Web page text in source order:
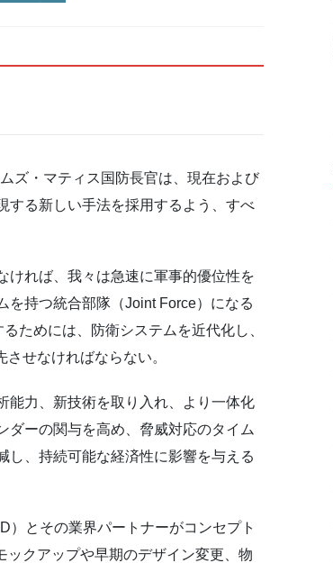
ズ・マティス国防長官は、現在および
する新しい手法を採用するよう、すべ
ければ、我々は急速に軍事的優位性を
を持つ統合部隊（Joint Force）になる
ためには、防衛システムを近代化し、
せなければならない。
能力、新技術を取り入れ、より一体化
ダーの関与を高め、脅威対応のタイム
し、持続可能な経済性に影響を与える
）とその業界パートナーがコンセプト
クアップや早期のデザイン変更、物